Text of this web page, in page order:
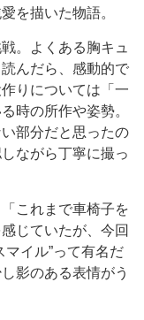
を描いた物語。
。よくある胸キュ
んだら、感動的で
りについては「一
時の所作や姿勢。
部分だと思ったの
ながら丁寧に撮っ
これまで車椅子を
じていたが、今回
マイル”って有名だ
影のある表情がう